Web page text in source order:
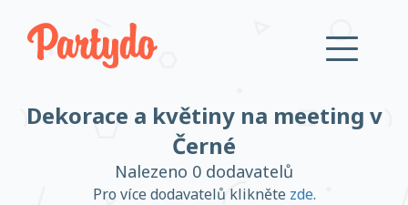
Přihlásit se
Založit účet
Dekorace a květiny na meeting v
Černé
Nalezeno 0 dodavatelů
Pro více dodavatelů klikněte zde.